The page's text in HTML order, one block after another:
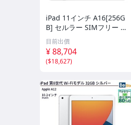
iPad 11インチ A16[256G
B] セルラー SIMフリー シ
ルバー【安心…
目前出價
¥ 88,704
($18,627)